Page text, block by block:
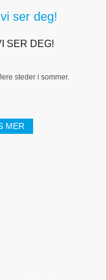
SER DEG!
steder i sommer.
MER